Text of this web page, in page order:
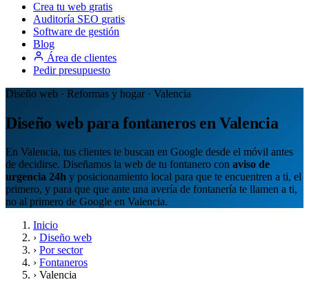
Crea tu web gratis
Auditoría SEO gratis
Software de gestión
Blog
Área de clientes
Pedir presupuesto
Diseño web · Reformas y hogar · Valencia
Diseño web para fontaneros en Valencia
En Valencia, tus clientes te buscan en Google desde el móvil antes
de decidirse. Diseñamos la web de tu fontanero con aviso de
urgencia 24h y posicionamiento local para que te encuentren a ti, el
primero, y para que que ante una avería de fontanería te llamen a ti,
no al primero de Google en Valencia.
Inicio
› Diseño web
› Por sector
› Fontaneros
› Valencia